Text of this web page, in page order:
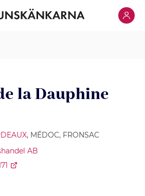
Klicka
la Dauphine
, MÉDOC, FRONSAC
AB